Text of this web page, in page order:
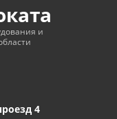
и
4